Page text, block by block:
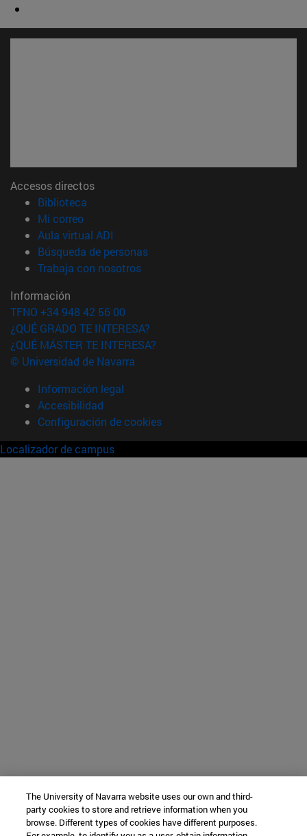
Accesos directos
Biblioteca
Mi correo(abre en nueva ventana)
Aula virtual ADI
Búsqueda de personas(abre en nueva ventana)
Trabaja con nosotros(abre en nueva ventana)
Información
TFNO +34 948 42 56 00
¿QUÉ GRADO TE INTERESA?
¿QUÉ MÁSTER TE INTERESA?
© Universidad de Navarra
Información legal
Accesibilidad
Configuración de cookies
Localizador de campus
The University of Navarra website uses our own and third-
party cookies to store and retrieve information when you
browse. Different types of cookies have different purposes.